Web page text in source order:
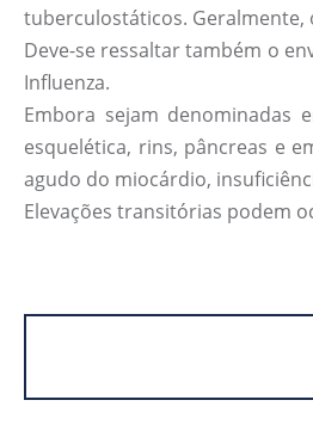
tuberculostáticos. Geralmente,
Deve-se ressaltar também o
Influenza.
Embora sejam denominadas
esquelética, rins, pâncreas e
agudo do miocárdio,
Elevações transitórias podem